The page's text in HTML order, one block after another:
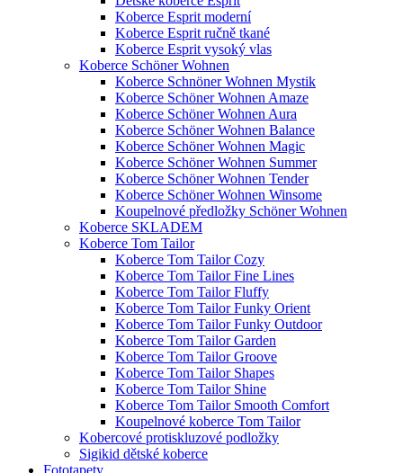
Koberce Esprit moderní
Koberce Esprit ručně tkané
Koberce Esprit vysoký vlas
Koberce Schöner Wohnen
Koberce Schnöner Wohnen Mystik
Koberce Schöner Wohnen Amaze
Koberce Schöner Wohnen Aura
Koberce Schöner Wohnen Balance
Koberce Schöner Wohnen Magic
Koberce Schöner Wohnen Summer
Koberce Schöner Wohnen Tender
Koberce Schöner Wohnen Winsome
Koupelnové předložky Schöner Wohnen
Koberce SKLADEM
Koberce Tom Tailor
Koberce Tom Tailor Cozy
Koberce Tom Tailor Fine Lines
Koberce Tom Tailor Fluffy
Koberce Tom Tailor Funky Orient
Koberce Tom Tailor Funky Outdoor
Koberce Tom Tailor Garden
Koberce Tom Tailor Groove
Koberce Tom Tailor Shapes
Koberce Tom Tailor Shine
Koberce Tom Tailor Smooth Comfort
Koupelnové koberce Tom Tailor
Kobercové protiskluzové podložky
Sigikid dětské koberce
Fototapety